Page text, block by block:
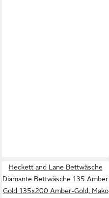
Heckett and Lane Bettwäsche
Diamante Bettwäsche 135 Amber
Gold 135x200 Amber-Gold, Mako